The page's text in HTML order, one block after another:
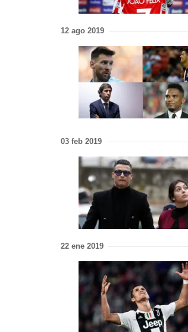
12 ago 2019
03 feb 2019
22 ene 2019